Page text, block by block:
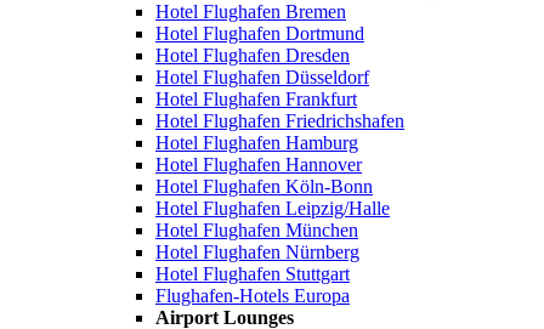
Hotel Flughafen Bremen
Hotel Flughafen Dortmund
Hotel Flughafen Dresden
Hotel Flughafen Düsseldorf
Hotel Flughafen Frankfurt
Hotel Flughafen Friedrichshafen
Hotel Flughafen Hamburg
Hotel Flughafen Hannover
Hotel Flughafen Köln-Bonn
Hotel Flughafen Leipzig/Halle
Hotel Flughafen München
Hotel Flughafen Nürnberg
Hotel Flughafen Stuttgart
Flughafen-Hotels Europa
Airport Lounges